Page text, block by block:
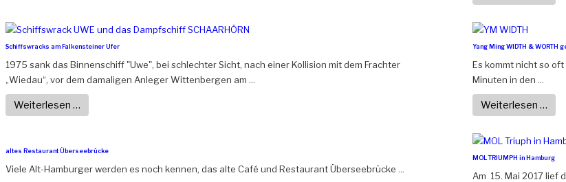
Schiffswracks am Falkensteiner Ufer
1975 sank das Binnenschiff "Uwe", bei schlechter Sicht, nach einer Kollision mit dem Frachter
„Wiedau“, vor dem damaligen Anleger Wittenbergen am ...
Weiterlesen …
Yang Ming WIDTH & WORTH
Es kommt nicht so
Minuten in den ...
Weiterlesen …
altes Restaurant Überseebrücke
Viele Alt-Hamburger werden es noch kennen, das alte Café und Restaurant Überseebrücke ...
MOL TRIUMPH in Hamburg
Am 15. Mai 2017 lief